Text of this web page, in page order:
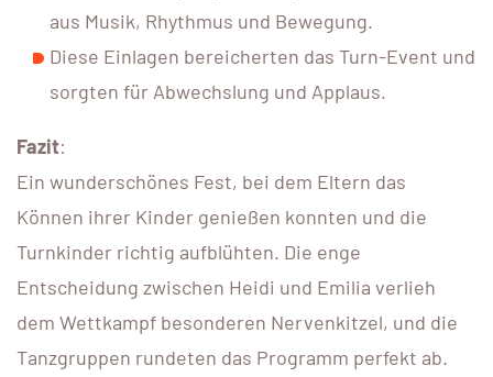
aus Musik, Rhythmus und Bewegung.
Diese Einlagen bereicherten das Turn-Event und
sorgten für Abwechslung und Applaus.
Fazit:
Ein wunderschönes Fest, bei dem Eltern das
Können ihrer Kinder genießen konnten und die
Turnkinder richtig aufblühten. Die enge
Entscheidung zwischen Heidi und Emilia verlieh
dem Wettkampf besonderen Nervenkitzel, und die
Tanzgruppen rundeten das Programm perfekt ab.